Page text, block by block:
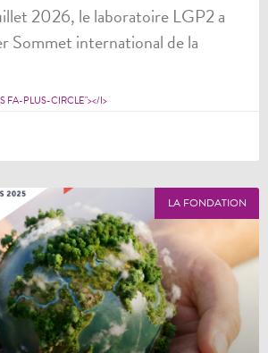
2026, le laboratoire LGP2 a
Sommet international de la
FA-PLUS-CIRCLE"></I>
LA FONDATION